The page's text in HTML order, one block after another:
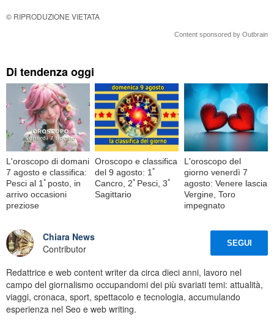
© RIPRODUZIONE VIETATA
Content sponsored by Outbrain
Di tendenza oggi
L'oroscopo di domani
7 agosto e classifica:
Pesci al 1ﾟposto, in
arrivo occasioni
preziose
Oroscopo e classifica
del 9 agosto: 1ﾟ
Cancro, 2ﾟPesci, 3ﾟ
Sagittario
L'oroscopo del
giorno venerdì 7
agosto: Venere lascia
Vergine, Toro
impegnato
Chiara News
Contributor
SEGUI
Redattrice e web content writer da circa dieci anni, lavoro nel
campo del giornalismo occupandomi dei più svariati temi: attualità,
viaggi, cronaca, sport, spettacolo e tecnologia, accumulando
esperienza nel Seo e web writing.